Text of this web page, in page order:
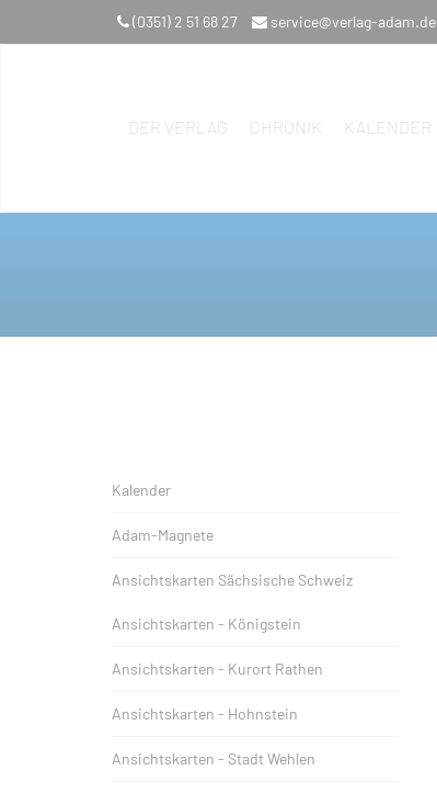
(0351) 2 51 68 27 service@verlag-adam.de
DER VERLAG CHRONIK KALENDER
Kalender
Adam-Magnete
Ansichtskarten Sächsische Schweiz
Ansichtskarten - Königstein
Ansichtskarten - Kurort Rathen
Ansichtskarten - Hohnstein
Ansichtskarten - Stadt Wehlen